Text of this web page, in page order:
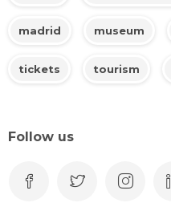
madrid museum
tickets tourism
Follow us